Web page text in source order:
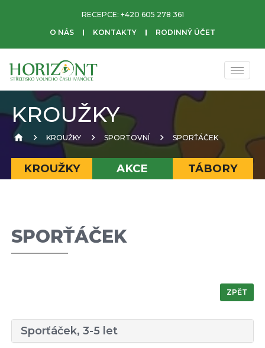
RECEPCE: +420 605 278 361
O NÁS
KONTAKTY RODINNÝ ÚČET
KROUŽKY
KROUŽKY SPORTOVNÍ SPORŤÁČEK
KROUŽKY AKCE TÁBORY
SPORŤÁČEK
ZPĚT
Sporťáček, 3-5 let